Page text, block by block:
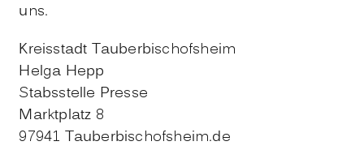
uns.
Kreisstadt Tauberbischofsheim
Helga Hepp
Stabsstelle Presse
Marktplatz 8
97941 Tauberbischofsheim.de